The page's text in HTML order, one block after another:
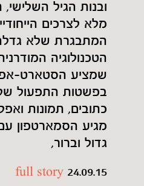
ובנות הגיל השלישי,
מלא לצרכים
המתבגרת שלא
הטכנולוגיה
שמציע הסטארט-אפ
בפשטות התפעול
כתובים, תמונות
מגיע הסמארטפון
גדול וברור,
24.09.15
full story